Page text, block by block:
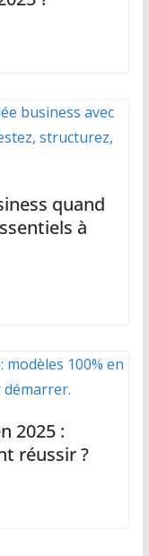
quand
à
2025 :
réussir ?